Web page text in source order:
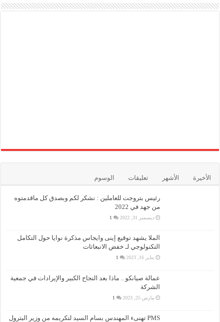
الأخيرة الأشهر تعليقات الوسوم
رئيس بتروجت للعاملين : نشكر لكم وبصدق كل ماقدمتوه
من جهد في 2022
ديسمبر 31, 2022 1
الملا يشهد توقيع إينى وايجاس مذكرة نوايا حول التكامل
التكنولوجي لـ خفض الانبعاثات
يناير 16, 2023 1
عمالة صيانكو .. ماذا بعد النجاح الكبير والإيرادات في جمعية
الشركة
مارس 25, 2023 1
PMS تهنىء المهندس بسام السيد لتكريمه من وزير البترول